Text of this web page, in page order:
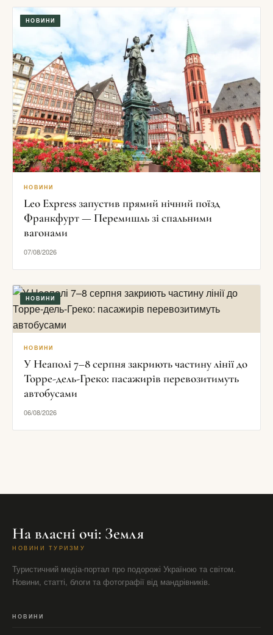
НОВИНИ
НОВИНИ
Leo Express запустив прямий нічний поїзд
Франкфурт — Перемишль зі спальними
вагонами
07/08/2026
НОВИНИ
НОВИНИ
У Неаполі 7–8 серпня закриють частину лінії до
Торре-дель-Греко: пасажирів перевозитимуть
автобусами
06/08/2026
На власні очі: Земля
НОВИНИ ТУРИЗМУ
Туристичний медіа-портал про подорожі Україною та світом.
Новини, статті, блоги та фотографії від мандрівників.
НОВИНИ